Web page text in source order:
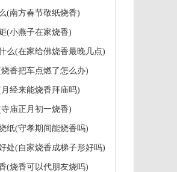
(南方春节敬纸烧香)
(小燕子在家烧香)
么(在家给佛烧香最晚几点)
香把车点燃了怎么办)
经来能烧香拜庙吗)
庙正月初一烧香)
纸(守孝期间能烧香吗)
处(自家烧香成梯子形好吗)
(烧香可以代朋友烧吗)